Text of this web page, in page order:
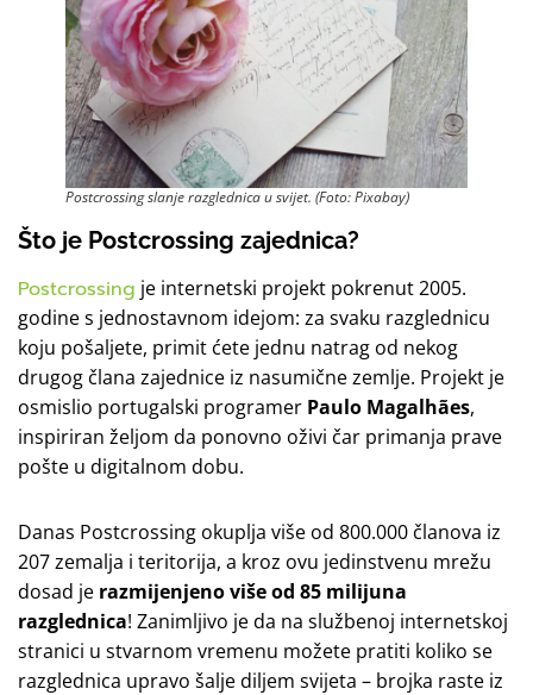
Postcrossing slanje razglednica u svijet. (Foto: Pixabay)
Što je Postcrossing zajednica?
Postcrossing je internetski projekt pokrenut 2005.
godine s jednostavnom idejom: za svaku razglednicu
koju pošaljete, primit ćete jednu natrag od nekog
drugog člana zajednice iz nasumične zemlje. Projekt je
osmislio portugalski programer Paulo Magalhães,
inspiriran željom da ponovno oživi čar primanja prave
pošte u digitalnom dobu.
Danas Postcrossing okuplja više od 800.000 članova iz
207 zemalja i teritorija, a kroz ovu jedinstvenu mrežu
dosad je razmijenjeno više od 85 milijuna
razglednica! Zanimljivo je da na službenoj internetskoj
stranici u stvarnom vremenu možete pratiti koliko se
razglednica upravo šalje diljem svijeta – brojka raste iz